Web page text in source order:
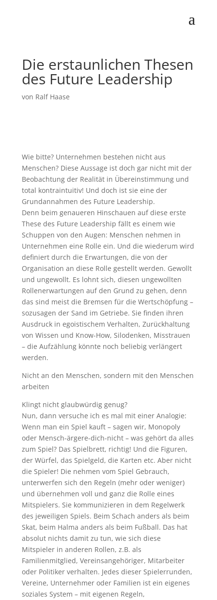
Die erstaunlichen Thesen
des Future Leadership
von Ralf Haase
Wie bitte? Unternehmen bestehen nicht aus
Menschen? Diese Aussage ist doch gar nicht mit der
Beobachtung der Realität in Übereinstimmung und
total kontraintuitiv! Und doch ist sie eine der
Grundannahmen des Future Leadership.
Denn beim genaueren Hinschauen auf diese erste
These des Future Leadership fällt es einem wie
Schuppen von den Augen: Menschen nehmen in
Unternehmen eine Rolle ein. Und die wiederum wird
definiert durch die Erwartungen, die von der
Organisation an diese Rolle gestellt werden. Gewollt
und ungewollt. Es lohnt sich, diesen ungewollten
Rollenerwartungen auf den Grund zu gehen, denn
das sind meist die Bremsen für die Wertschöpfung –
sozusagen der Sand im Getriebe. Sie finden ihren
Ausdruck in egoistischem Verhalten, Zurückhaltung
von Wissen und Know-How, Silodenken, Misstrauen
– die Aufzählung könnte noch beliebig verlängert
werden.
Nicht an den Menschen, sondern mit den Menschen
arbeiten
Klingt nicht glaubwürdig genug?
Nun, dann versuche ich es mal mit einer Analogie:
Wenn man ein Spiel kauft – sagen wir, Monopoly
oder Mensch-ärgere-dich-nicht – was gehört da alles
zum Spiel? Das Spielbrett, richtig! Und die Figuren,
der Würfel, das Spielgeld, die Karten etc. Aber nicht
die Spieler! Die nehmen vom Spiel Gebrauch,
unterwerfen sich den Regeln (mehr oder weniger)
und übernehmen voll und ganz die Rolle eines
Mitspielers. Sie kommunizieren in dem Regelwerk
des jeweiligen Spiels. Beim Schach anders als beim
Skat, beim Halma anders als beim Fußball. Das hat
absolut nichts damit zu tun, wie sich diese
Mitspieler in anderen Rollen, z.B. als
Familienmitglied, Vereinsangehöriger, Mitarbeiter
oder Politiker verhalten. Jedes dieser Spielerrunden,
Vereine, Unternehmer oder Familien ist ein eigenes
soziales System – mit eigenen Regeln,